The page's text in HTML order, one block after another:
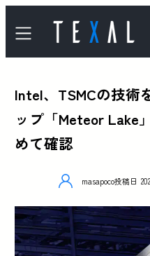
Intel、TSMCの技術
ップ「Meteor Lake
めて確認
masapoco投稿日